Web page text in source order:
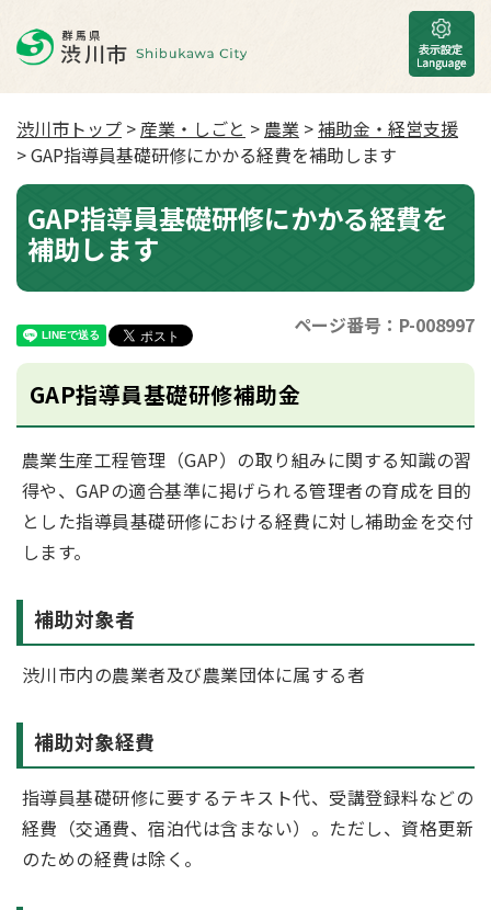
渋川市トップ >産業・しごと > 農業 >補助金・経営支援
> GAP指導員基礎研修にかかる経費を補助します
GAP指導員基礎研修にかかる経費を
補助します
ページ番号：P-008997
GAP指導員基礎研修補助金
農業生産工程管理（GAP）の取り組みに関する知識の習
得や、GAPの適合基準に掲げられる管理者の育成を目的
とした指導員基礎研修における経費に対し補助金を交付
します。
補助対象者
渋川市内の農業者及び農業団体に属する者
補助対象経費
指導員基礎研修に要するテキスト代、受講登録料などの
経費（交通費、宿泊代は含まない）。ただし、資格更新
のための経費は除く。